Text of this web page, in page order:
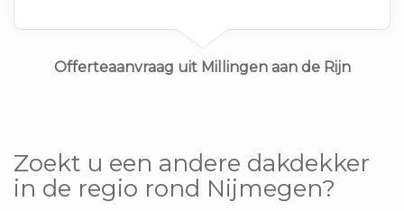
Offerteaanvraag uit Millingen aan de Rijn
Zoekt u een andere dakdekker
in de regio rond Nijmegen?